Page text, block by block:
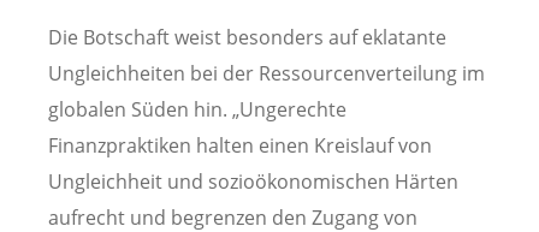
Die Botschaft weist besonders auf eklatante
Ungleichheiten bei der Ressourcenverteilung im
globalen Süden hin. „Ungerechte
Finanzpraktiken halten einen Kreislauf von
Ungleichheit und sozioökonomischen Härten
aufrecht und begrenzen den Zugang von